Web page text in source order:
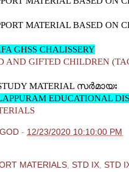
MATERIAL BASED ON
GHSS CHALISSERY
AND GIFTED CHILDREN
MATERIAL സര്‍മായഃ
EDUCATIONAL
- 12/23/2020 10:10:00 PM
MATERIALS STD IX STD